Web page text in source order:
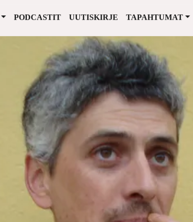
PODCASTIT UUTISKIRJE TAPAHTUMAT